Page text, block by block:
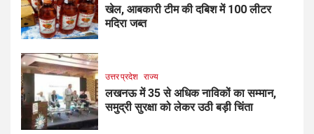
खेल, आबकारी टीम की दबिश में 100 लीटर
मदिरा जब्त
उत्तर प्रदेश राज्य
लखनऊ में 35 से अधिक नाविकों का सम्मान,
समुद्री सुरक्षा को लेकर उठी बड़ी चिंता